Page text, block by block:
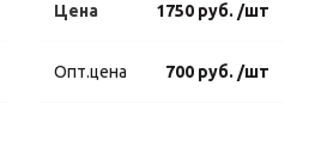
Цена 1750 руб. /шт
Опт.цена 700 руб. /шт